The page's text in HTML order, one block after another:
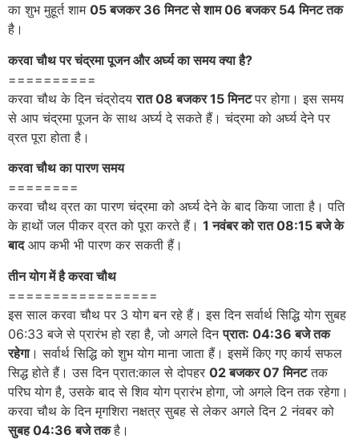
का शुभ मुहूर्त शाम 05 बजकर 36 मिनट से शाम 06 बजकर 54 मिनट तक
है।
करवा चौथ पर चंद्रमा पूजन और अर्घ्य का समय क्या है?
==========
करवा चौथ के दिन चंद्रोदयरात 08 बजकर 15 मिनटपर होगा। इस समय
से आप चंद्रमा पूजन के साथ अर्घ्य दे सकते हैं। चंद्रमा को अर्घ्य देने पर
व्रत पूरा होता है।
करवा चौथ का पारण समय
========
करवा चौथ व्रत का पारण चंद्रमा को अर्घ्य देने के बाद किया जाता है। पति
के हाथों जल पीकर व्रत को पूरा करते हैं। 1 नवंबर को रात 08:15 बजे के
बादआप कभी भी पारण कर सकती हैं।
तीन योग में है करवा चौथ
=================
इस साल करवा चौथ पर 3 योग बन रहे हैं। इस दिन सर्वार्थ सिद्धि योग सुबह
06:33 बजे से प्रारंभ हो रहा है, जो अगले दिनप्रात: 04:36 बजे तक
रहेगा। सर्वार्थ सिद्धि को शुभ योग माना जाता हैं। इसमें किए गए कार्य सफल
सिद्ध होते हैं। उस दिन प्रात:काल से दोपहर 02 बजकर 07 मिनटतक
परिघ योग है, उसके बाद से शिव योग प्रारंभ होगा, जो अगले दिन तक रहेगा।
करवा चौथ के दिन मृगशिरा नक्षत्र सुबह से लेकर अगले दिन 2 नंवबर को
सुबह 04:36 बजे तकहै।